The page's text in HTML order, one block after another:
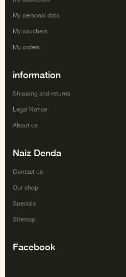
My personal data
My vouchers
My orders
information
Shipping and returns
Legal Notice
About us
Naiz Denda
Contact us
Our shop
Specials
Sitemap
Facebook